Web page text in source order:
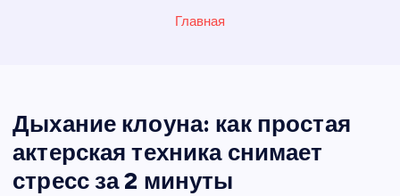
Главная
Дыхание клоуна: как простая
актерская техника снимает
стресс за 2 минуты